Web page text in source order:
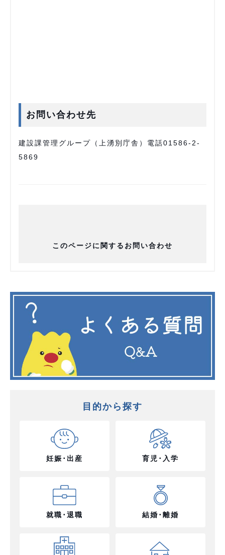
お問い合わせ先
建設課管理グループ（上湧別庁舎）電話01586-2-
5869
このページに関するお問い合わせ
目的から探す
妊娠･出産 育児･入学
就職･退職 結婚･離婚